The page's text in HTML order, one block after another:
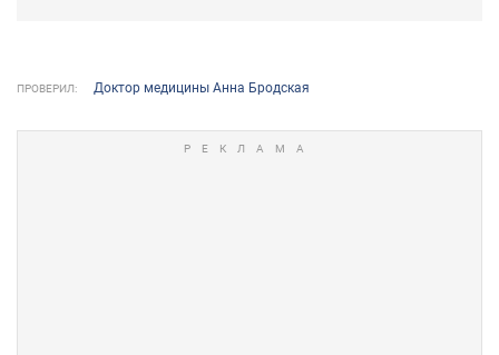
ПРОВЕРИЛ: Доктор медицины Анна Бродская